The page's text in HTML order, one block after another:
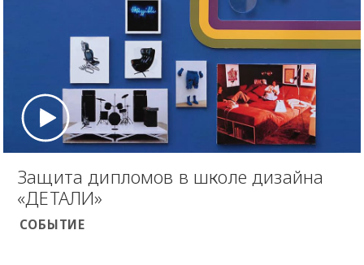
Защита дипломов в школе дизайна
«ДЕТАЛИ»
СОБЫТИЕ